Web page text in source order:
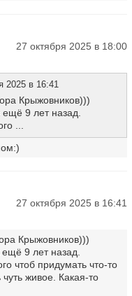
27 октября 2025 в 18:00
2025 в 16:41
Крыжовников)))
ещё 9 лет назад.
...
27 октября 2025 в 16:41
Крыжовников)))
ещё 9 лет назад.
чтоб придумать что-то
живое. Какая-то